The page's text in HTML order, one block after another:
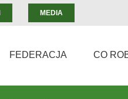
MEDIA
FEDERACJA CO